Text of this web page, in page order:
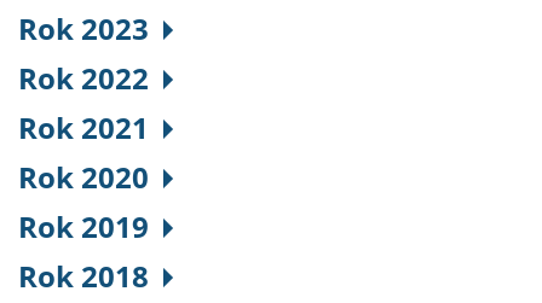
Rok 2023
Rok 2022
Rok 2021
Rok 2020
Rok 2019
Rok 2018